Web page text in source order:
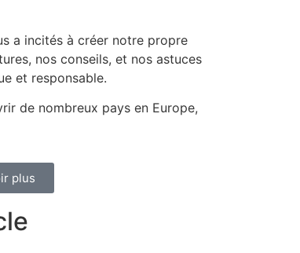
a incités à créer notre propre
nos conseils, et nos astuces
et responsable.
de nombreux pays en Europe,
plus